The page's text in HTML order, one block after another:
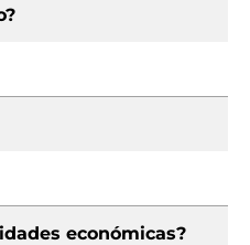
económicas?